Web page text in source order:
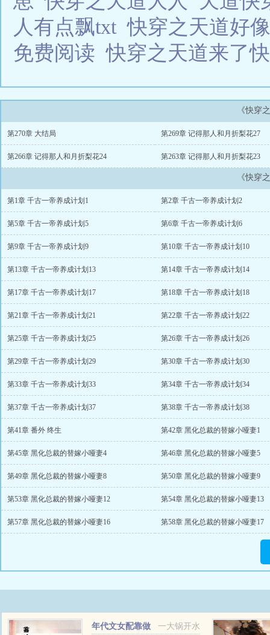
人有点飘txt快穿之天道好
免费阅读快穿之天道来了
《快穿
第270章 大结局 第269章 记得那人和月折梨花27
第266章 记得那人和月折梨花24 第263章 记得那人和月折梨花23
《快穿
第1章 千古一帝养成计划1 第2章 千古一帝养成计划2
第5章 千古一帝养成计划5 第6章 千古一帝养成计划6
第9章 千古一帝养成计划9 第10章 千古一帝养成计划10
第13章 千古一帝养成计划13 第14章 千古一帝养成计划14
第17章 千古一帝养成计划17 第18章 千古一帝养成计划18
第21章 千古一帝养成计划21 第22章 千古一帝养成计划22
第25章 千古一帝养成计划25 第26章 千古一帝养成计划26
第29章 千古一帝养成计划29 第30章 千古一帝养成计划30
第33章 千古一帝养成计划33 第34章 千古一帝养成计划34
第37章 千古一帝养成计划37 第38章 千古一帝养成计划38
第41章 番外 终生 第42章 黑化总裁的替嫁小哑妻1
第45章 黑化总裁的替嫁小哑妻4 第46章 黑化总裁的替嫁小哑妻5
第49章 黑化总裁的替嫁小哑妻8 第50章 黑化总裁的替嫁小哑妻9
第53章 黑化总裁的替嫁小哑妻12 第54章 黑化总裁的替嫁小哑妻13
第57章 黑化总裁的替嫁小哑妻16 第58章 黑化总裁的替嫁小哑妻17
一大锅开水
年代文女配靠做